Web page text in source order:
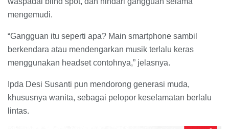
mengemudi.
“Gangguan itu seperti apa? Main smartphone sambil
berkendara atau mendengarkan musik terlalu keras
menggunakan headset contohnya,” jelasnya.
Ipda Desi Susanti pun mendorong generasi muda,
khususnya wanita, sebagai pelopor keselamatan berlalu
lintas.